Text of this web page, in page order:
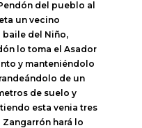
del pueblo al
un vecino
del Niño,
lo toma el Asador
y manteniéndolo
de un
de suelo y
esta venia tres
hará lo